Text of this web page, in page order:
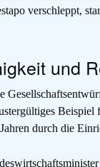
verschleppt,
und
Beispiel
durch die